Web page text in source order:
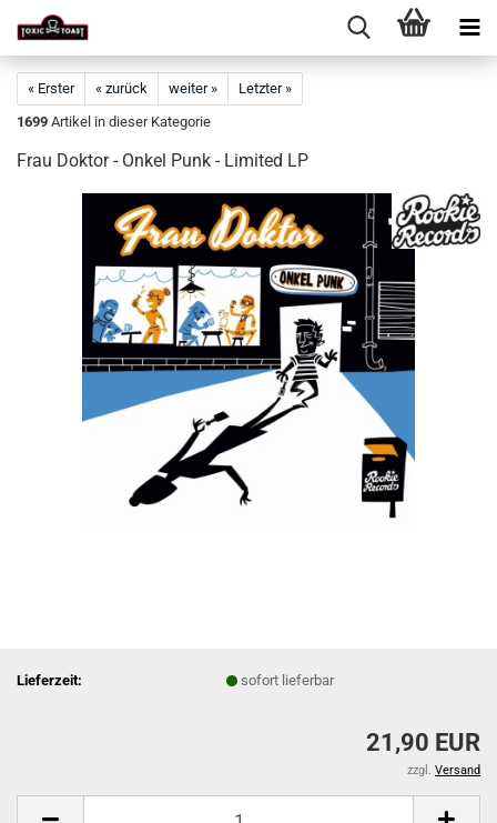
« Erster « zurück weiter »
Letzter »
1699 Artikel in dieser Kategorie
Frau Doktor - Onkel Punk - Limited LP
Lieferzeit: sofort lieferbar
21,90 EUR
zzgl. Versand